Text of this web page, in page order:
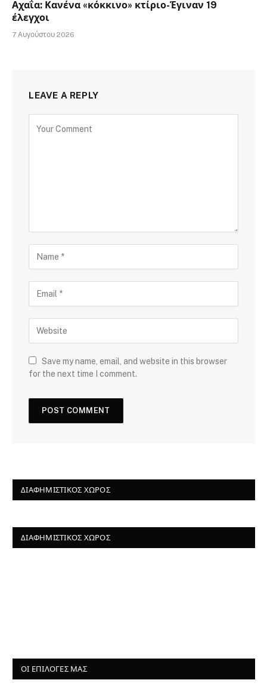
Αχαΐα: Κανένα «κόκκινο» κτίριο-Έγιναν 19
έλεγχοι
7 Αυγούστου 2026
LEAVE A REPLY
Save my name, email, and website in this browser
for the next time I comment.
ΔΙΑΦΗΜΙΣΤΙΚΌΣ ΧΏΡΟΣ
ΔΙΑΦΗΜΙΣΤΙΚΌΣ ΧΏΡΟΣ
ΟΙ ΕΠΙΛΟΓΈΣ ΜΑΣ